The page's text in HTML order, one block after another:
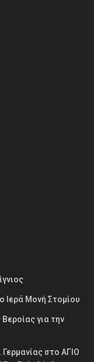
Ιερά Μονή Στομίου
για την
στο ΑΓΙΟ